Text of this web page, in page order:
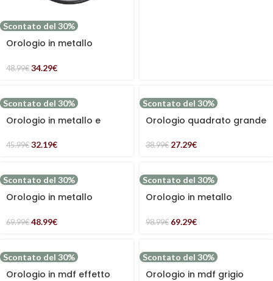
Scontato del 30%
Orologio in metallo
48.99€ 34.29€
Scontato del 30%
Orologio in metallo e
nero e bordo marrone
45.99€ 32.19€
Scontato del 30%
Orologio quadrato grande
38.99€ 27.29€
Scontato del 30%
Orologio in metallo
69.99€ 48.99€
Scontato del 30%
Orologio in metallo
98.99€ 69.29€
Scontato del 30%
Orologio in mdf effetto
Scontato del 30%
Orologio in mdf grigio